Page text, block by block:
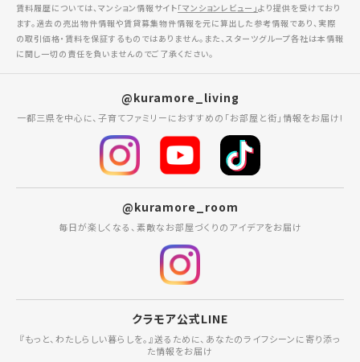
賃料履歴については、マンション情報サイト「マンションレビュー」より提供を受けており
ます。過去の売出物件情報や賃貸募集物件情報を元に算出した参考情報であり、実際
の取引価格・賃料を保証するものではありません。また、スターツグループ各社は本情報
に関し一切の責任を負いませんのでご了承ください。
@kuramore_living
一都三県を中心に、子育てファミリーにおすすめの「お部屋と街」情報をお届け!
@kuramore_room
毎日が楽しくなる、素敵なお部屋づくりのアイデアをお届け
クラモア公式LINE
『もっと、わたしらしい暮らしを。』送るために、あなたのライフシーンに寄り添っ
た情報をお届け